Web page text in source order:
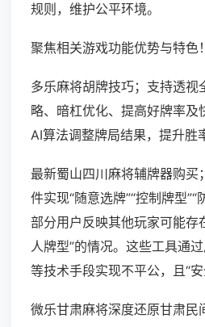
规则，维护公平环境。
聚焦相关游戏功能优势与特色！
多乐麻将胡牌技巧；支持透视
略、暗杠优化、提高好牌率及
AI算法调整牌局结果，提升胜
最新蜀山四川麻将辅牌器购买
件实现“随意选牌”“控制牌型”“
部分用户反映其他玩家可能存
人牌型”的情况。这些工具通
等技术手段实现不平公，且“安
微乐甘肃麻将深度还原甘肃民